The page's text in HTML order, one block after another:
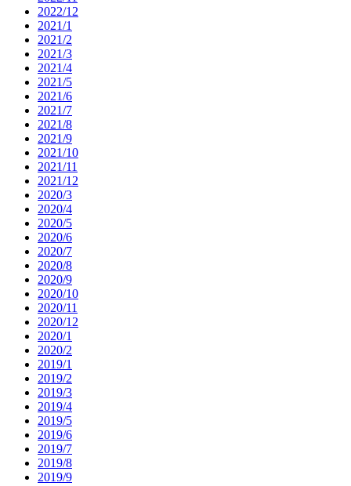
2022/12
2021/1
2021/2
2021/3
2021/4
2021/5
2021/6
2021/7
2021/8
2021/9
2021/10
2021/11
2021/12
2020/3
2020/4
2020/5
2020/6
2020/7
2020/8
2020/9
2020/10
2020/11
2020/12
2020/1
2020/2
2019/1
2019/2
2019/3
2019/4
2019/5
2019/6
2019/7
2019/8
2019/9